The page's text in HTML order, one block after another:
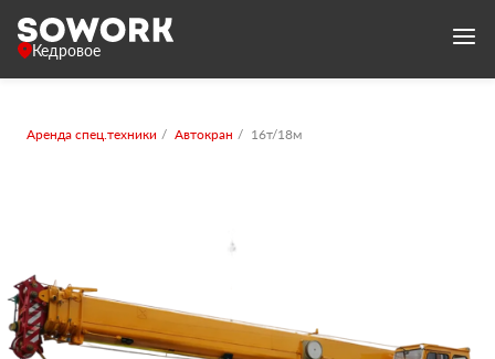
Кедровое
Аренда спец.техники Автокран 16т/18м